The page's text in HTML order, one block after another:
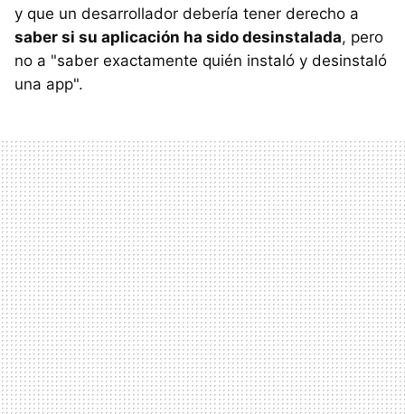
y que un desarrollador debería tener derecho a
saber si su aplicación ha sido desinstalada, pero
no a "saber exactamente quién instaló y desinstaló
una app".